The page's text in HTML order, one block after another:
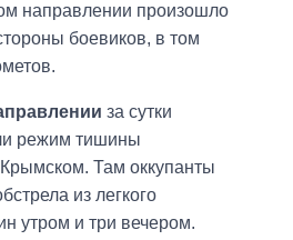
направлении произошло
боевиков, в том
за сутки
режим тишины
Там оккупанты
из легкого
утром и три вечером.